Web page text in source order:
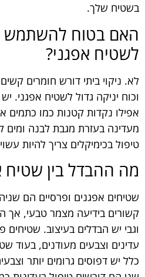
בשטיח שלך.
האם בטוח להשתמש
לשטיח אפגני?
לא. ניקוי ביתי דורש חומרים
וכוח יניקה גדול לשטיח אפגני.
אפילו נקדות קטנות כמו כתמים
מעדינה בעזרת מגבת לבנה ומים
טיפול בכימיקלים צריך להיות
מה ההבדל בין שטיח
שטיחים אפגנים ופרסיים הם
קשורים בידיעה מצמר טבעי, אך
וגבי יש הבדלים בעיצוב. שטיחים
עדינים וצבעים מעודנים, בעוד
כלל יש דפוסים גרומים יותר